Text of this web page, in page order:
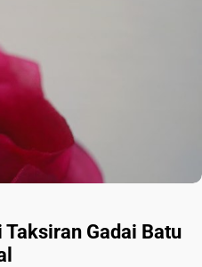
Gadai Batu